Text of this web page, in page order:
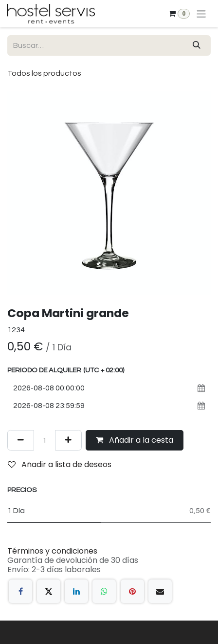
Ir al contenido
0
Todos los productos
Copa Martini grande
1234
0,50 € / 1 Día
PERIODO DE ALQUILER (UTC + 02:00)
Añadir a la cesta
Añadir a lista de deseos
PRECIOS
1 Día 0,50 €
Términos y condiciones
Garantía de devolución de 30 días
Envío: 2-3 días laborales